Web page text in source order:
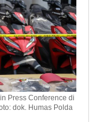
Press Conference di
dok. Humas Polda